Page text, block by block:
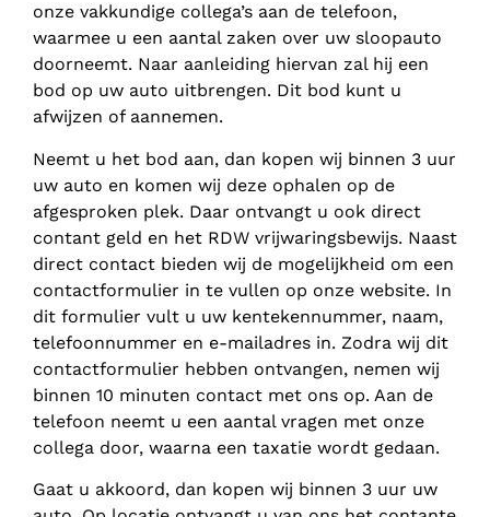
onze vakkundige collega’s aan de telefoon,
waarmee u een aantal zaken over uw sloopauto
doorneemt. Naar aanleiding hiervan zal hij een
bod op uw auto uitbrengen. Dit bod kunt u
afwijzen of aannemen.
Neemt u het bod aan, dan kopen wij binnen 3 uur
uw auto en komen wij deze ophalen op de
afgesproken plek. Daar ontvangt u ook direct
contant geld en het RDW vrijwaringsbewijs. Naast
direct contact bieden wij de mogelijkheid om een
contactformulier in te vullen op onze website. In
dit formulier vult u uw kentekennummer, naam,
telefoonnummer en e-mailadres in. Zodra wij dit
contactformulier hebben ontvangen, nemen wij
binnen 10 minuten contact met ons op. Aan de
telefoon neemt u een aantal vragen met onze
collega door, waarna een taxatie wordt gedaan.
Gaat u akkoord, dan kopen wij binnen 3 uur uw